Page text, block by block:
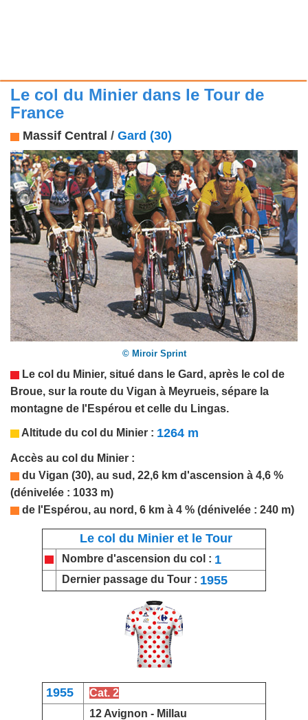
Le col du Minier dans le Tour de
France
Massif Central / Gard (30)
© Miroir Sprint
Le col du Minier, situé dans le Gard , après le col de
Broue, sur la route du Vigan à Meyrueis, sépare la
montagne de l'Espérou et celle du Lingas.
Altitude du col du Minier : 1264 m
Accès au col du Minier :
du Vigan (30), au sud, 22,6 km d'ascension à 4,6 %
(dénivelée : 1033 m)
de l'Espérou, au nord, 6 km à 4 % (dénivelée : 240 m)
Le col du Minier et le Tour
Nombre d'ascension du col : 1
Dernier passage du Tour : 1955
1955
Cat. 2
12 Avignon - Millau